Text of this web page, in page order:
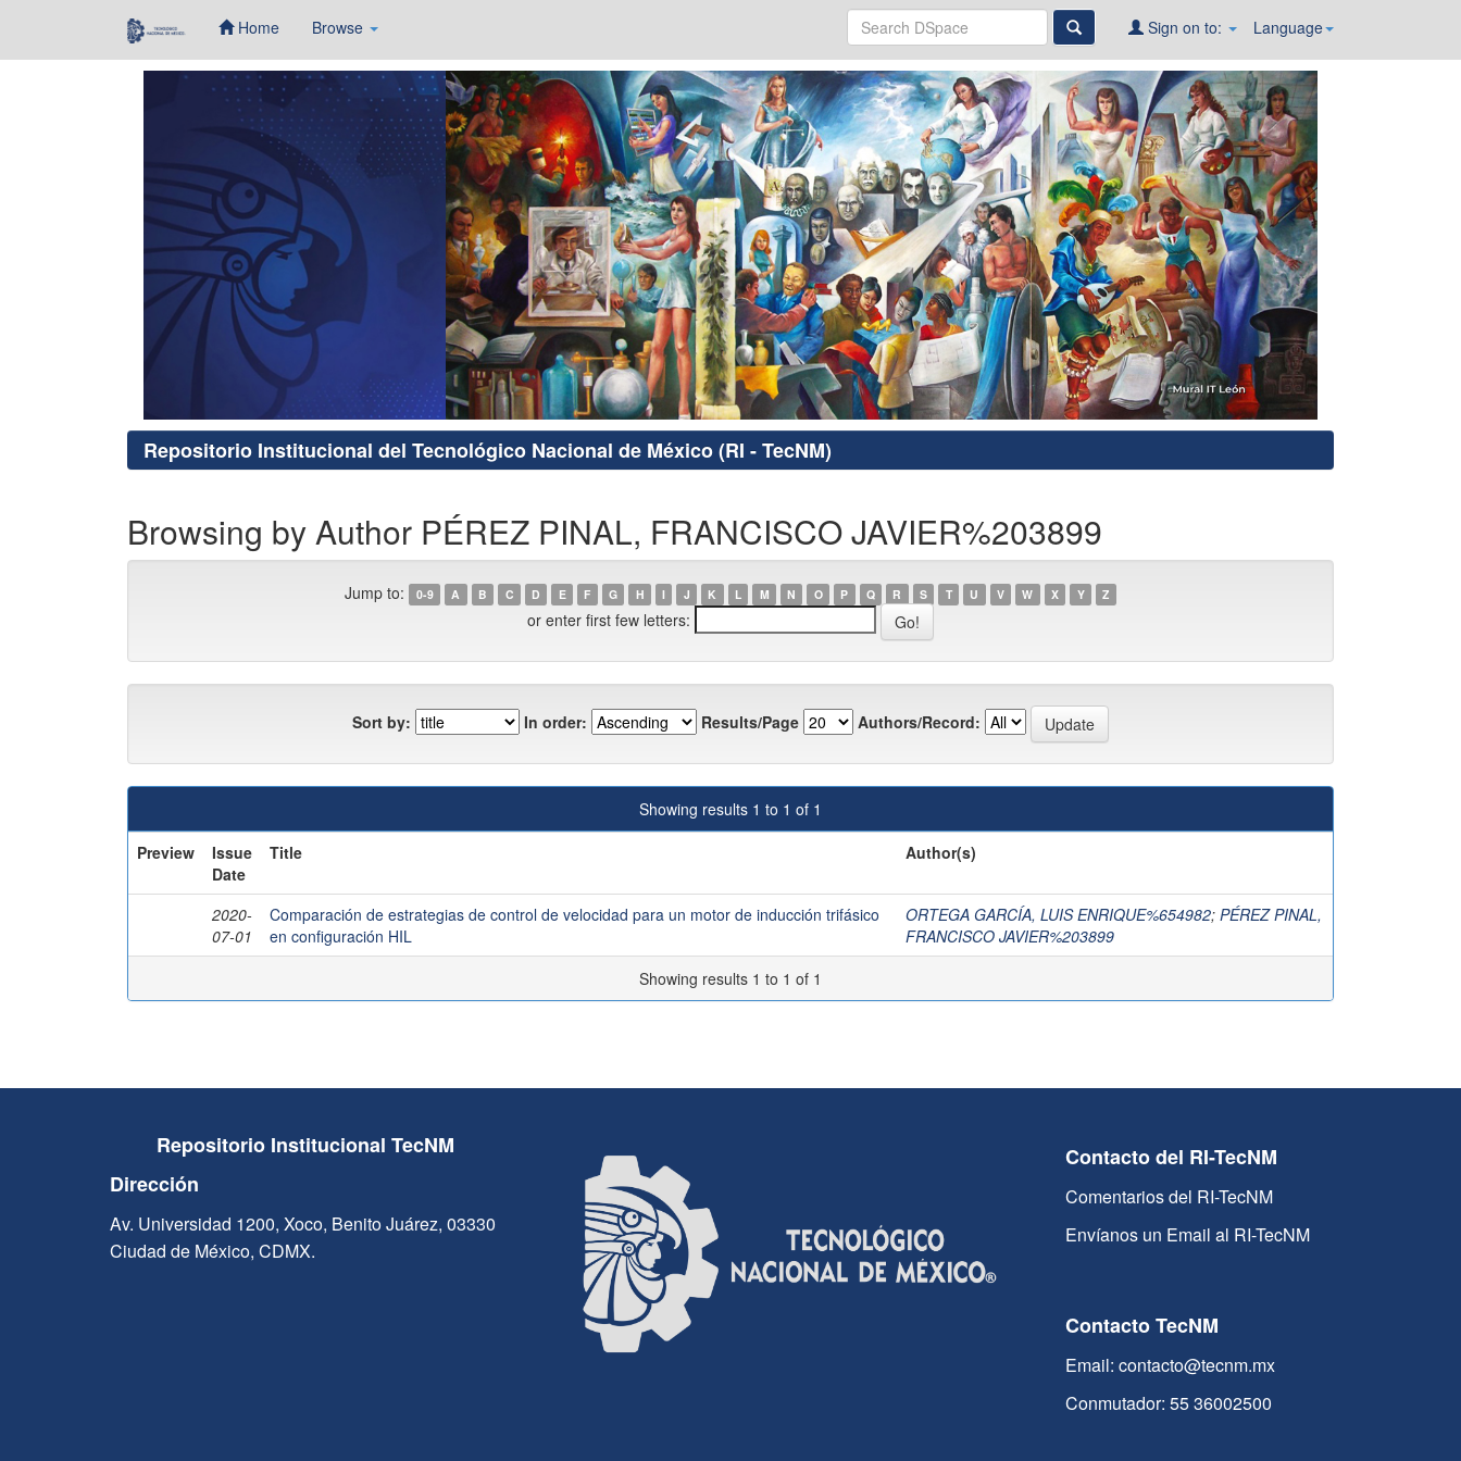
Home Browse Language
Sign on to:
Repositorio Institucional del Tecnológico Nacional de México (RI - TecNM)
Browsing by Author PÉREZ PINAL, FRANCISCO JAVIER%203899
Jump to: 0-9 A B C D E F G H I J K L M N O P Q R S T U V W X Y Z
or enter first few letters:
Sort by: In order: Results/Page Authors/Record:
Showing results 1 to 1 of 1
Preview
Issue
Date
Title Author(s)
2020-
07-01
Comparación de estrategias de control de velocidad para un motor de inducción trifásico
en configuración HIL
ORTEGA GARCÍA, LUIS ENRIQUE%654982; PÉREZ PINAL,
FRANCISCO JAVIER%203899
Showing results 1 to 1 of 1
Repositorio Institucional TecNM
Dirección
Av. Universidad 1200, Xoco, Benito Juárez, 03330
Ciudad de México, CDMX.
Contacto del RI-TecNM
Comentarios del RI-TecNM
Envíanos un Email al RI-TecNM
Contacto TecNM
Email: contacto@tecnm.mx
Conmutador: 55 36002500